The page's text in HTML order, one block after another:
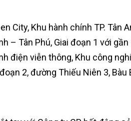
City, Khu hành chính TP. Tân
– Tân Phú, Giai đoạn 1 với
điện viễn thông, Khu công
2, đường Thiếu Niên 3,